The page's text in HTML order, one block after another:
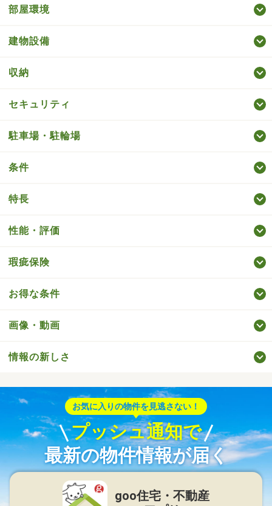
部屋環境
建物設備
収納
セキュリティ
駐車場・駐輪場
条件
特長
性能・評価
瑕疵保険
お得な条件
画像・動画
情報の新しさ
お気に入りの物件を見逃さない！
プッシュ通知で
最新の物件情報が届く
goo住宅・不動産